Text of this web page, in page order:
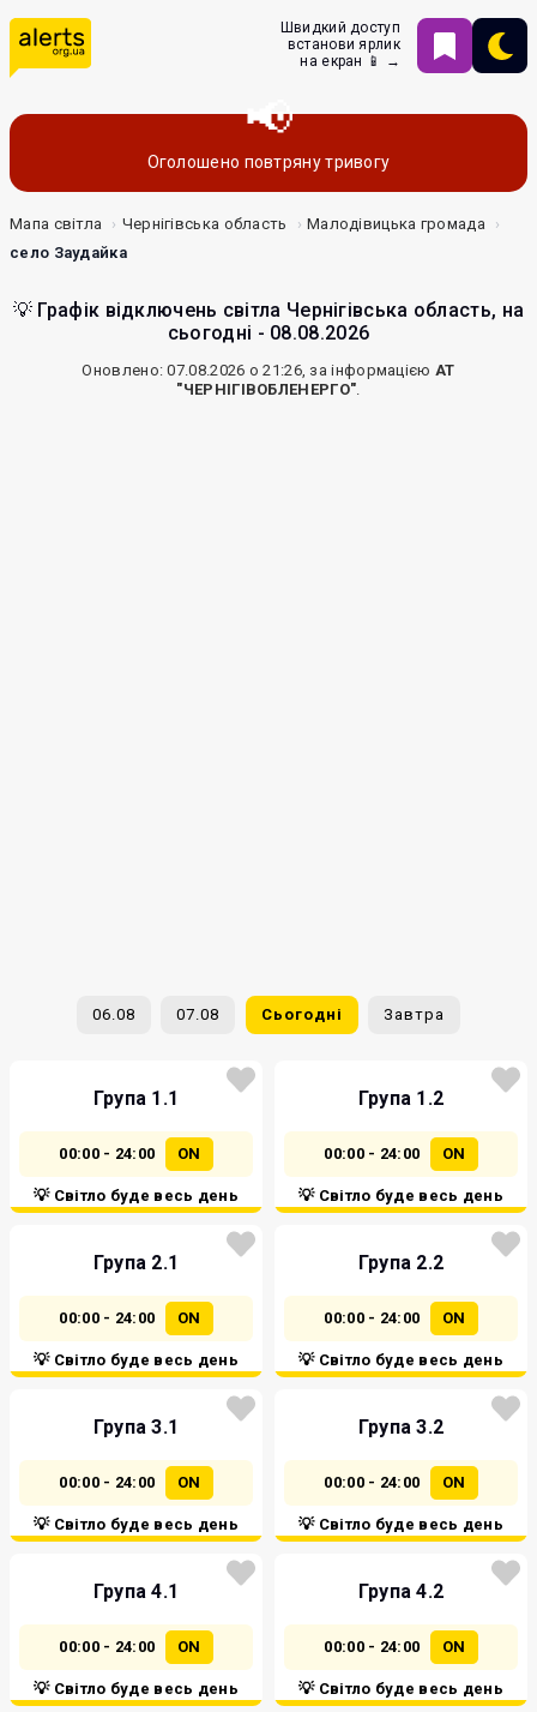
Швидкий доступ
встанови ярлик
на екран 📱 →
Оголошено повтряну тривогу
Мапа світла Чернігівська область
Малодівицька громада
село Заудайка
💡 Графік відключень світла Чернігівська область, на
сьогодні - 08.08.2026
Оновлено: 07.08.2026 о 21:26, за інформацією АТ
"ЧЕРНІГІВОБЛЕНЕРГО".
06.08 07.08 Сьогодні Завтра
Група 1.1
00:00 - 24:00 ON
💡 Світло буде весь день
Група 1.2
00:00 - 24:00 ON
💡 Світло буде весь день
Група 2.1
00:00 - 24:00 ON
💡 Світло буде весь день
Група 2.2
00:00 - 24:00 ON
💡 Світло буде весь день
Група 3.1
00:00 - 24:00 ON
💡 Світло буде весь день
Група 3.2
00:00 - 24:00 ON
💡 Світло буде весь день
Група 4.1
00:00 - 24:00 ON
💡 Світло буде весь день
Група 4.2
00:00 - 24:00 ON
💡 Світло буде весь день